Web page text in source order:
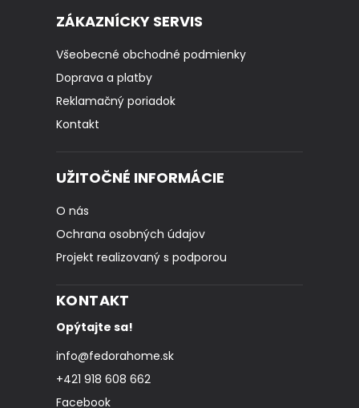
ZÁKAZNÍCKY SERVIS
Všeobecné obchodné podmienky
Doprava a platby
Reklamačný poriadok
Kontakt
UŽITOČNÉ INFORMÁCIE
O nás
Ochrana osobných údajov
Projekt realizovaný s podporou
KONTAKT
Opýtajte sa!
info@fedorahome.sk
+421 918 608 662
Facebook